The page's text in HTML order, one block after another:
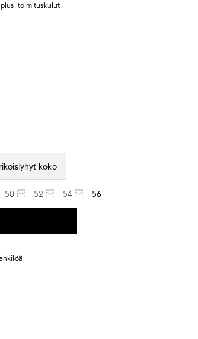
plus toimituskulut
koko
50 52 54 56